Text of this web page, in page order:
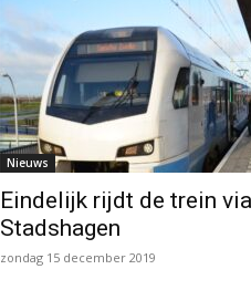
Nieuws
Eindelijk rijdt de trein
Stadshagen
zondag 15 december 2019